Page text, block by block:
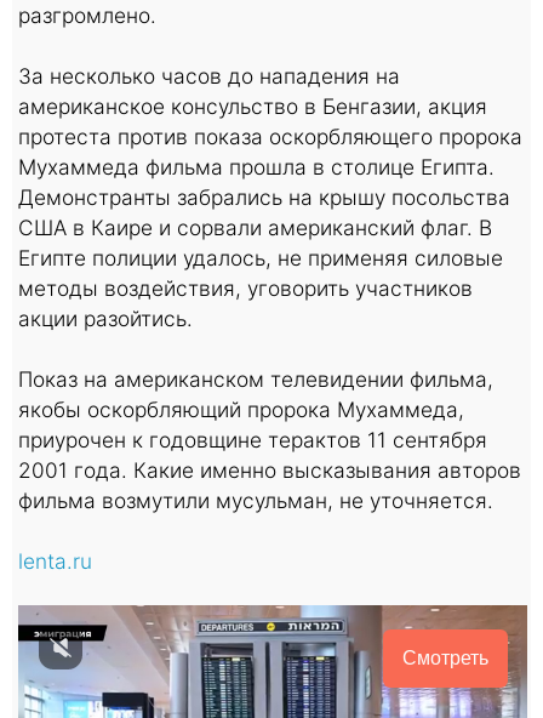
разгромлено.
За несколько часов до нападения на
американское консульство в Бенгазии, акция
протеста против показа оскорбляющего пророка
Мухаммеда фильма прошла в столице Египта.
Демонстранты забрались на крышу посольства
США в Каире и сорвали американский флаг. В
Египте полиции удалось, не применяя силовые
методы воздействия, уговорить участников
акции разойтись.
Показ на американском телевидении фильма,
якобы оскорбляющий пророка Мухаммеда,
приурочен к годовщине терактов 11 сентября
2001 года. Какие именно высказывания авторов
фильма возмутили мусульман, не уточняется.
lenta.ru
Смотреть